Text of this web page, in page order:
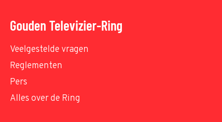
Gouden Televizier-Ring
Veelgestelde vragen
Reglementen
Pers
Alles over de Ring